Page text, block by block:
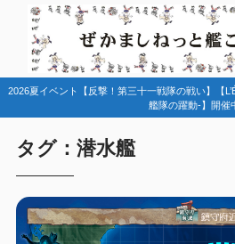
2026夏イベント【反撃！第三十一戦隊の戦い】【
艦隊の躍動-】開催
タグ：潜水艦